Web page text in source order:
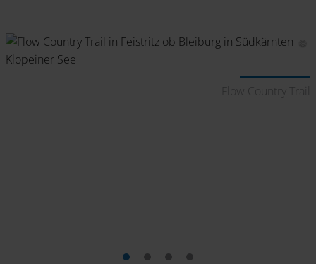
Flow Country Trail